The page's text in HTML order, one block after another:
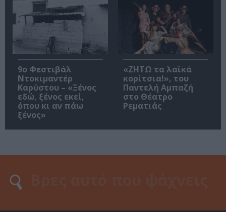
9ο Φεστιβάλ
Ντοκιμαντέρ
Καρύστου – «Ξένος
εδώ, ξένος εκεί,
όπου κι αν πάω
ξένος»
«ΖΗΤΩ τα λαϊκά
κορίτσια!», του
Παντελή Αμπαζή
στο Θέατρο
Ρεματιάς